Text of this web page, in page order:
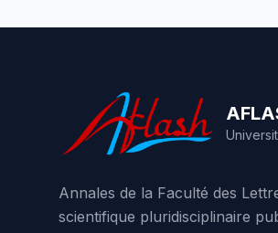
Annales de la Faculté des
scientifique pluridisciplinaire